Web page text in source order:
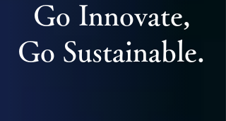
Go Innovate,
Go Sustainable.